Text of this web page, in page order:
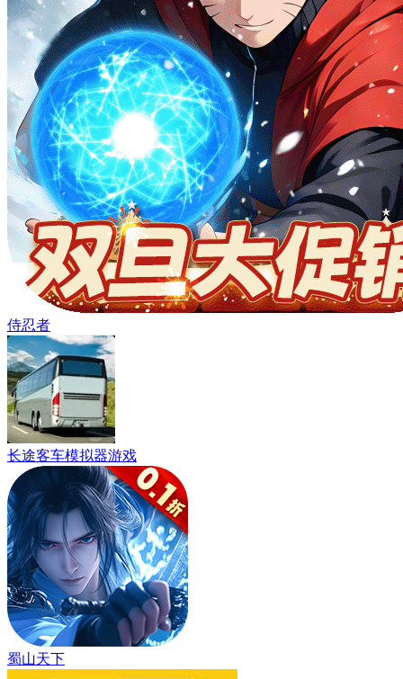
侍忍者
长途客车模拟器游戏
蜀山天下